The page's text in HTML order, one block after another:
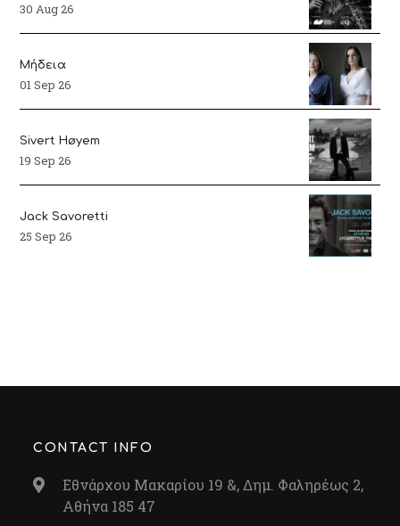
30 Aug 26
Μήδεια
01 Sep 26
Sivert Høyem
19 Sep 26
Jack Savoretti
25 Sep 26
CONTACT INFO
Εθνάρχου Μακαρίου 19 &, Δημ. Φαληρέως 2,
Αθήνα 185 47